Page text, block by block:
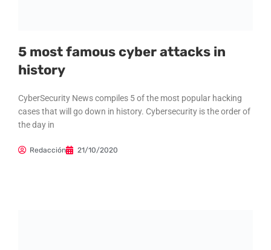
5 most famous cyber attacks in
history
CyberSecurity News compiles 5 of the most popular hacking
cases that will go down in history. Cybersecurity is the order of
the day in
Redacción 21/10/2020